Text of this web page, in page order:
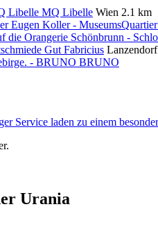
MQ Libelle Wien 2.1 km
Gut Fabricius Lanzendorf
BRUNO
Urania